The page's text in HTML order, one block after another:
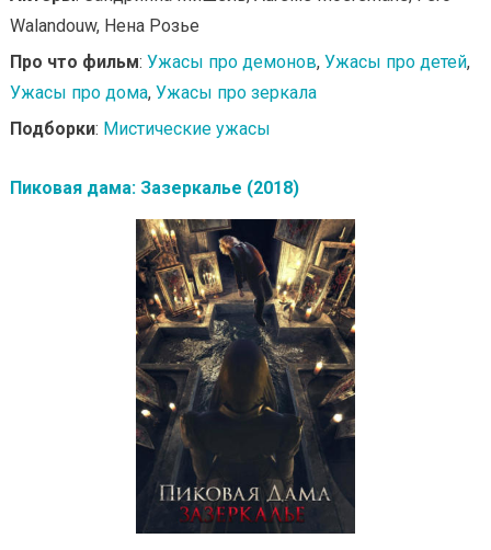
Walandouw, Нена Розье
Про что фильм: Ужасы про демонов, Ужасы про детей,
Ужасы про дома, Ужасы про зеркала
Подборки: Мистические ужасы
Пиковая дама: Зазеркалье (2018)